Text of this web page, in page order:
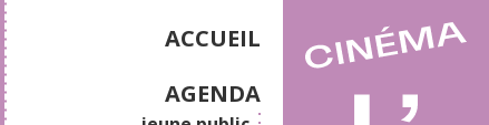
ACCUEIL
AGENDA